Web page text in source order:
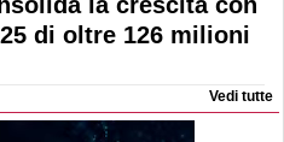
di oltre 126 milioni
Vedi tutte